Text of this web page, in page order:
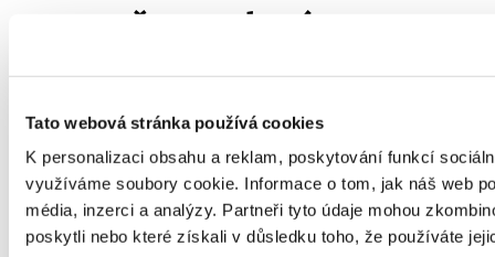
Tato webová stránka používá cookies
K personalizaci obsahu a reklam, poskytování funkcí
využíváme soubory cookie. Informace o tom, jak náš web
média, inzerci a analýzy. Partneři tyto údaje mohou
poskytli nebo které získali v důsledku toho, že používáte
2. Proč se mluví o
konci malých
písmenek?
Jde o zjednodušené označení trendu, kdy důležité
informace nemají být formálně skryté v málo
čitelné dokumentaci. Klíčové podmínky mají být